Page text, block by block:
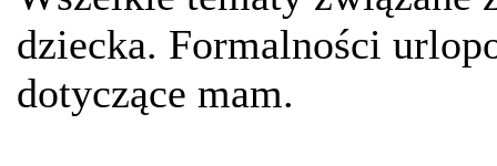
dziecka. Formalności
dotyczące mam.